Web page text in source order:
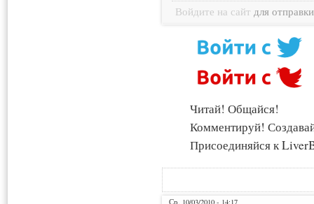
Войдите на сайт для
Читай! Общайся!
Комментируй!
Присоединяйся к
Ср, 10/03/2010 - 14:17